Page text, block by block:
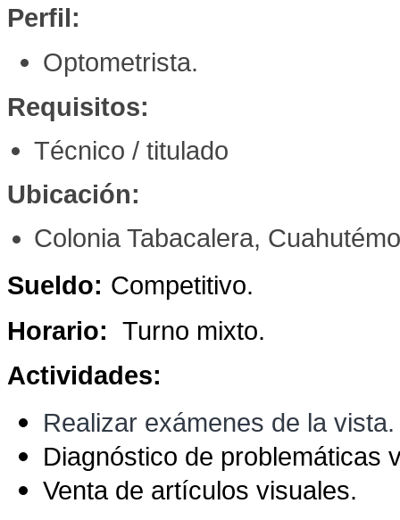
Perfil:
Optometrista.
Requisitos:
Técnico / titulado
Ubicación:
Colonia Tabacalera,
Sueldo: Competitivo.
Horario: Turno mixto.
Actividades:
Realizar exámenes de la vista.
Diagnóstico de problemáticas
Venta de artículos visuales.